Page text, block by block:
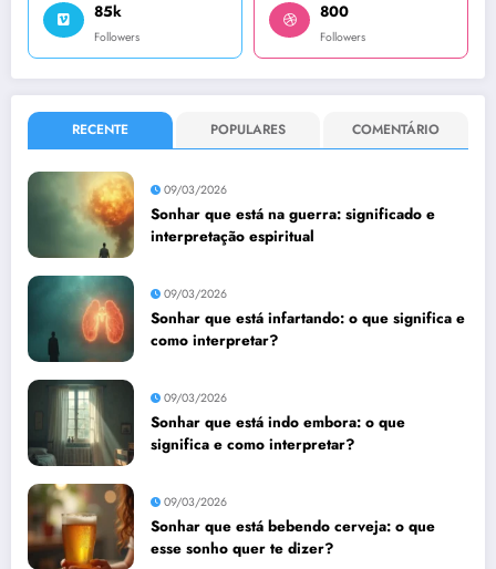
85k
Followers
800
Followers
RECENTE POPULARES COMENTÁRIO
09/03/2026
Sonhar que está na guerra: significado e
interpretação espiritual
09/03/2026
Sonhar que está infartando: o que significa e
como interpretar?
09/03/2026
Sonhar que está indo embora: o que
significa e como interpretar?
09/03/2026
Sonhar que está bebendo cerveja: o que
esse sonho quer te dizer?